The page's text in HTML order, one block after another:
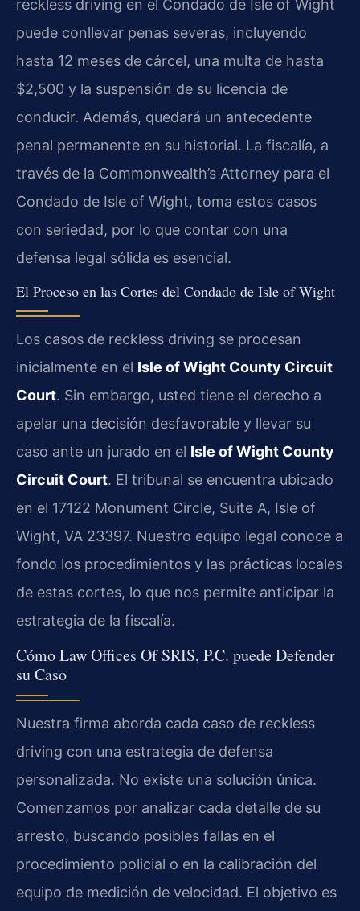
reckless driving en el Condado de Isle of Wight
puede conllevar penas severas, incluyendo
hasta 12 meses de cárcel, una multa de hasta
$2,500 y la suspensión de su licencia de
conducir. Además, quedará un antecedente
penal permanente en su historial. La fiscalía, a
través de la Commonwealth’s Attorney para el
Condado de Isle of Wight, toma estos casos
con seriedad, por lo que contar con una
defensa legal sólida es esencial.
El Proceso en las Cortes del Condado de Isle of Wight
Los casos de reckless driving se procesan
inicialmente en el Isle of Wight County Circuit
Court. Sin embargo, usted tiene el derecho a
apelar una decisión desfavorable y llevar su
caso ante un jurado en el Isle of Wight County
Circuit Court. El tribunal se encuentra ubicado
en el 17122 Monument Circle, Suite A, Isle of
Wight, VA 23397. Nuestro equipo legal conoce a
fondo los procedimientos y las prácticas locales
de estas cortes, lo que nos permite anticipar la
estrategia de la fiscalía.
Cómo Law Offices Of SRIS, P.C. puede Defender
su Caso
Nuestra firma aborda cada caso de reckless
driving con una estrategia de defensa
personalizada. No existe una solución única.
Comenzamos por analizar cada detalle de su
arresto, buscando posibles fallas en el
procedimiento policial o en la calibración del
equipo de medición de velocidad. El objetivo es